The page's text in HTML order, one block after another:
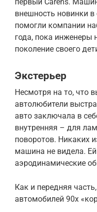
внешность новинки
помогли компании
года, пока инженеры
поколение своего
Экстерьер
Несмотря на то, что
автолюбители
авто заключала в
внутренняя – для
поворотов. Никаких
машина не видела.
аэродинамические
Как и передняя
автомобилей 90х